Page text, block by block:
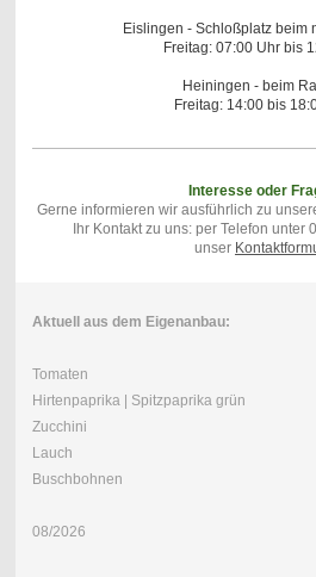
Eislingen - Schloßplatz beim
Freitag: 07:00 Uhr bis
Heiningen - beim
Freitag: 14:00 bis
Interesse oder
Gerne informieren wir ausführlich zu
Ihr Kontakt zu uns: per Telefon unter
unser
Aktuell aus dem Eigenanbau:
Tomaten
Hirtenpaprika | Spitzpaprika grün
Zucchini
Lauch
Buschbohnen
08/2026